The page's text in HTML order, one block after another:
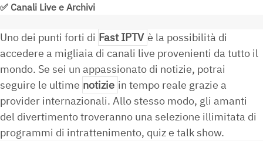
✅ Canali Live e Archivi
Uno dei punti forti di Fast IPTVè la possibilità di
accedere a migliaia di canali live provenienti da tutto il
mondo. Se sei un appassionato di notizie, potrai
seguire le ultime notizie in tempo reale grazie a
provider internazionali. Allo stesso modo, gli amanti
del divertimento troveranno una selezione illimitata di
programmi di intrattenimento, quiz e talk show.